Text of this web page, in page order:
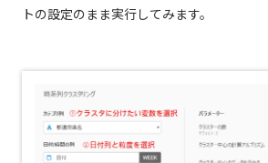
トの設定のまま実行してみます。